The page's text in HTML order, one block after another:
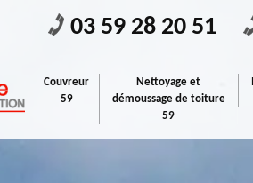
03 59 28 20 51
Couvreur
59
Nettoyage et
démoussage de toiture
59